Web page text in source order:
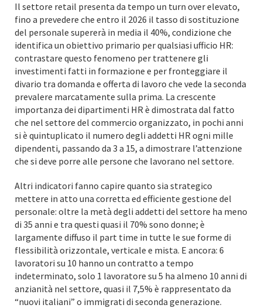
Il settore retail presenta da tempo un turn over elevato,
fino a prevedere che entro il 2026 il tasso di sostituzione
del personale supererà in media il 40%, condizione che
identifica un obiettivo primario per qualsiasi ufficio HR:
contrastare questo fenomeno per trattenere gli
investimenti fatti in formazione e per fronteggiare il
divario tra domanda e offerta di lavoro che vede la seconda
prevalere marcatamente sulla prima. La crescente
importanza dei dipartimenti HR è dimostrata dal fatto
che nel settore del commercio organizzato, in pochi anni
si è quintuplicato il numero degli addetti HR ogni mille
dipendenti, passando da 3 a 15, a dimostrare l’attenzione
che si deve porre alle persone che lavorano nel settore.
Altri indicatori fanno capire quanto sia strategico
mettere in atto una corretta ed efficiente gestione del
personale: oltre la metà degli addetti del settore ha meno
di 35 anni e tra questi quasi il 70% sono donne; è
largamente diffuso il part time in tutte le sue forme di
flessibilità orizzontale, verticale e mista. E ancora: 6
lavoratori su 10 hanno un contratto a tempo
indeterminato, solo 1 lavoratore su 5 ha almeno 10 anni di
anzianità nel settore, quasi il 7,5% è rappresentato da
“nuovi italiani” o immigrati di seconda generazione.